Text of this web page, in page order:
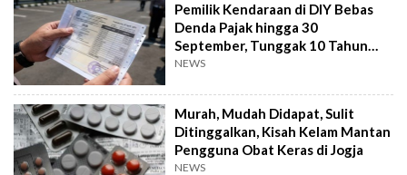
Pemilik Kendaraan di DIY Bebas
Denda Pajak hingga 30
September, Tunggak 10 Tahun
Cukup Bayar 5 Tahun
NEWS
Murah, Mudah Didapat, Sulit
Ditinggalkan, Kisah Kelam Mantan
Pengguna Obat Keras di Jogja
NEWS